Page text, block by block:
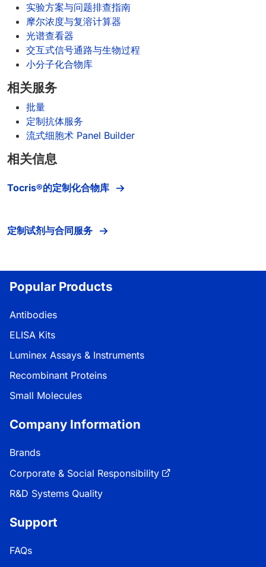
实验方案与问题排查指南
摩尔浓度与复溶计算器
光谱查看器
交互式信号通路与生物过程
小分子化合物库
相关服务
批量
定制抗体服务
流式细胞术 Panel Builder
相关信息
Tocris®的定制化合物库
定制试剂与合同服务
Popular Products
Antibodies
ELISA Kits
Luminex Assays & Instruments
Recombinant Proteins
Small Molecules
Company Information
Brands
Corporate & Social Responsibility
R&D Systems Quality
Support
FAQs